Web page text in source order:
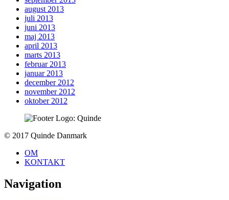
august 2013
juli 2013
juni 2013
maj 2013
april 2013
marts 2013
februar 2013
januar 2013
december 2012
november 2012
oktober 2012
To
© 2017 Quinde Danmark
OM
KONTAKT
Navigation